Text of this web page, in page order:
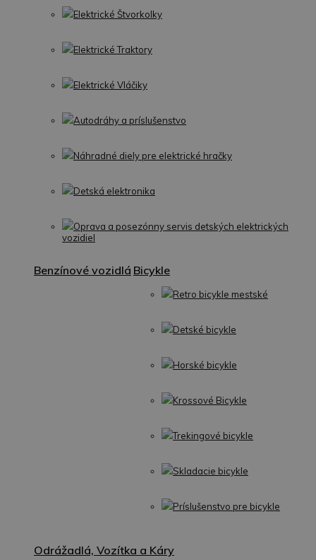
Elektrické Štvorkolky
Elektrické Traktory
Elektrické Vláčiky
Autodráhy a príslušenstvo
Náhradné diely pre elektrické hračky
Detská elektronika
Oprava a posezónny servis detských elektrických
vozidiel
Benzínové vozidlá Bicykle
Retro bicykle mestské
Detské bicykle
Horské bicykle
Krossové Bicykle
Trekingové bicykle
Skladacie bicykle
Príslušenstvo pre bicykle
Odrážadlá, Vozítka a Káry